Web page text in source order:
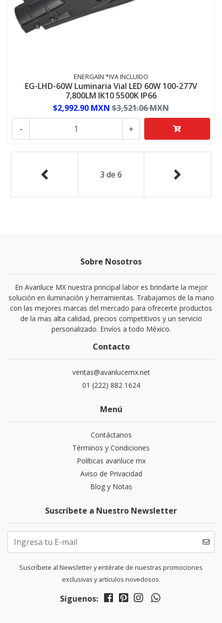
ENERGAIN *IVA INCLUIDO
EG-LHD-60W Luminaria Vial LED 60W 100-277V
7,800LM IK10 5500K IP66
$2,992.90 MXN $3,521.06 MXN
+
-
3 de 6
Sobre Nosotros
En Avanluce MX nuestra principal labor es brindarte la mejor
solución en iluminación y herramientas. Trabajamos de la mano
con las mejores marcas del mercado para ofrecerte productos
de la mas alta calidad, precios competitivos y un servicio
personalizado. Envíos a todo México.
Contacto
ventas@avanlucemx.net
01 (222) 882 1624
Menú
Contáctanos
Términos y Condiciones
Políticas avanluce mx
Aviso de Privacidad
Blog y Notas
Suscríbete a Nuestro Newsletter
Suscríbete al Newsletter y entérate de nuestras promociones
exclusivas y artículos novedosos.
Síguenos: